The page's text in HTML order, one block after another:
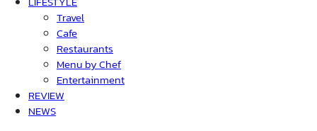
Travel
Cafe
Restaurants
Menu by Chef
Entertainment
REVIEW
NEWS